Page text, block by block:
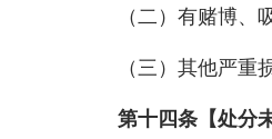
（二）有赌博、吸
（三）其他严重损
第十四条【处分